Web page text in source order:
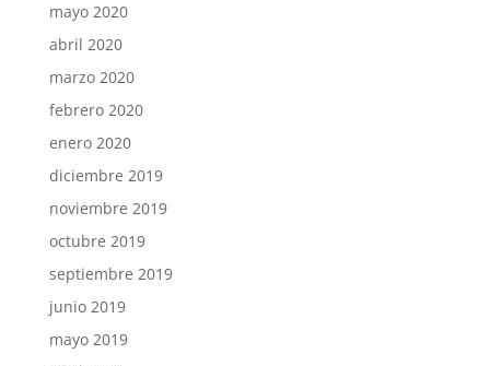
mayo 2020
abril 2020
marzo 2020
febrero 2020
enero 2020
diciembre 2019
noviembre 2019
octubre 2019
septiembre 2019
junio 2019
mayo 2019